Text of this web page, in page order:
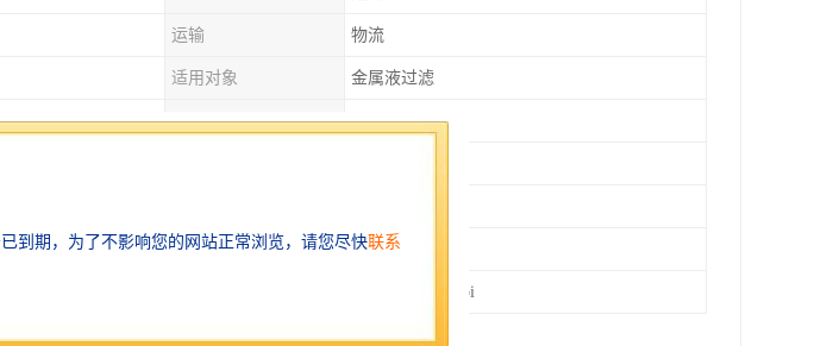
运输 物流
适用对象 金属液过滤
丝网类型 标准型
类型 都可以选择
10ppi/15ppi/20ppi